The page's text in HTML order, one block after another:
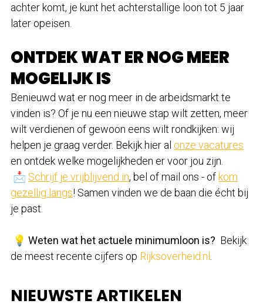
achter komt, je kunt het achterstallige loon tot 5 jaar
later opeisen.
ONTDEK WAT ER NOG MEER
MOGELIJK IS
Benieuwd wat er nog meer in de arbeidsmarkt te
vinden is? Of je nu een nieuwe stap wilt zetten, meer
wilt verdienen of gewoon eens wilt rondkijken: wij
helpen je graag verder. Bekijk hier al onze vacatures
en ontdek welke mogelijkheden er voor jou zijn.
📩 Schrijf je vrijblijvend in, bel of mail ons - ofkom
gezellig langs! Samen vinden we de baan die écht bij
je past.
💡 Weten wat het actuele minimumloon is? Bekijk
de meest recente cijfers op Rijksoverheid.nl
NIEUWSTE ARTIKELEN